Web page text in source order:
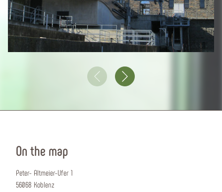
On the map
Peter- Altmeier-Ufer 1
56068 Koblenz